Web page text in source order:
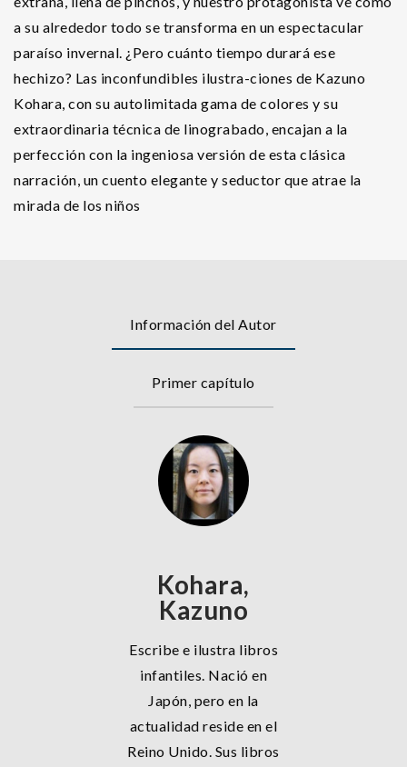
a su alrededor todo se transforma en un espectacular
paraíso invernal. ¿Pero cuánto tiempo durará ese
hechizo? Las inconfundibles ilustra-ciones de Kazuno
Kohara, con su autolimitada gama de colores y su
extraordinaria técnica de linograbado, encajan a la
perfección con la ingeniosa versión de esta clásica
narración, un cuento elegante y seductor que atrae la
mirada de los niños
Información del Autor
Primer capítulo
Kohara,
Kazuno
Escribe e ilustra libros
infantiles. Nació en
Japón, pero en la
actualidad reside en el
Reino Unido. Sus libros